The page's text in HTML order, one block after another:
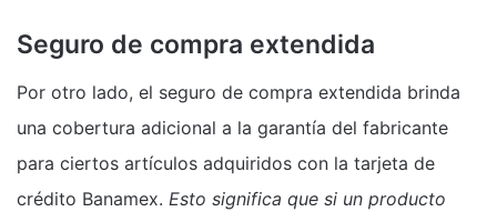
Seguro de compra extendida
Por otro lado, el seguro de compra extendida brinda
una cobertura adicional a la garantía del fabricante
para ciertos artículos adquiridos con la tarjeta de
crédito Banamex. Esto significa que si un producto